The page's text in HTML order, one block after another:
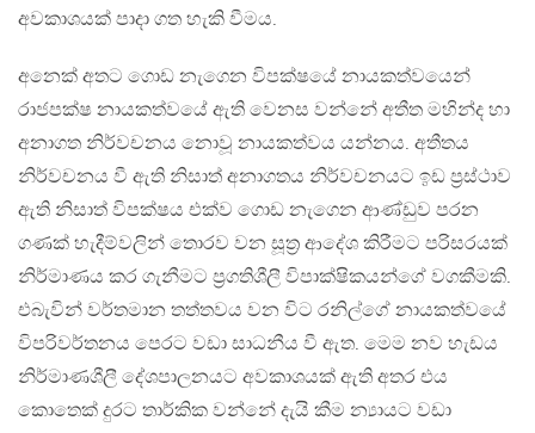
අවකාශයක් පාදා ගත හැකි වීමය.
අනෙක් අතට ගොඩ නැගෙන විපක්ෂයේ නායකත්වයෙන්
රාජපක්ෂ නායකත්වයේ ඇති වෙනස වන්නේ අතීත මහින්ද හා
අනාගත නිර්වචනය නොවූ නායකත්වය යන්නය. අතීතය
නිර්වචනය වී ඇති නිසාත් අනාගතය නිර්වචනයට ඉඩ ප්‍රස්ථාව
ඇති නිසාත් විපක්ෂය එක්ව ගොඩ නැගෙන ආණ්ඩුව පරන
ගණක් හැදීම්වලින් තොරව වන සූත්‍ර ආදේශ කිරීමට පරිසරයක්
නිර්මාණය කර ගැනීමට ප්‍රගතිශීලී විපාක්ෂිකයන්ගේ වගකීමකි.
එබැවින් වර්තමාන තත්තවය වන විට රනිල්ගේ නායකත්වයේ
විපරිවර්තනය පෙරට වඩා සාධනීය වී ඇත. මෙම නව හැඩය
නිර්මාණශීලී දේශපාලනයට අවකාශයක් ඇති අතර එය
කොතෙක් දුරට තාර්කික වන්නේ දැයි කීම න්‍යායට වඩා